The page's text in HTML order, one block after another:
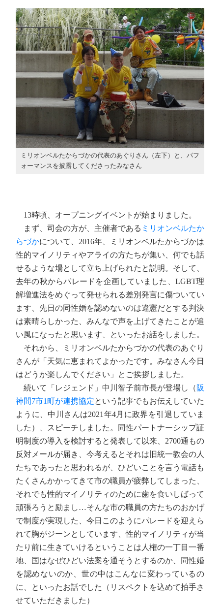
ミリオンベルたからづかの代表のあぐりさん（左下）と、パフ
ォーマンスを披露してくださったみなさん
13時頃、オープニングイベントが始まりました。
まず、司会の方が、主催者である ミリオンベルたか
らづかについて、2016年、ミリオンベルたからづかは
性的マイノリティやアライの方たちが集い、何でも話
せるような場として立ち上げられたと説明。そして、
去年の秋からパレードを企画していました、LGBT理
解増進法をめぐって発せられる差別発言に傷ついてい
ます、先日の同性婚を認めないのは違憲だとする判決
は素晴らしかった、みんなで声を上げてきたことが追
い風になったと思います、といったお話をしました。
それから、ミリオンベルたからづかの代表のあぐり
さんが「天気に恵まれてよかったです。みなさん今日
はどうか楽しんでください」とご挨拶しました。
続いて「レジェンド」中川智子前市長が登場し（ 阪
神間7市1町が連携協定という記事でもお伝えしていた
ように、中川さんは2021年4月に政界を引退していま
した）、スピーチしました。同性パートナーシップ証
明制度の導入を検討すると発表して以来、2700通もの
反対メールが届き、今考えるとそれは旧統一教会の人
たちであったと思われるが、ひどいことを言う電話も
たくさんかかってきて市の職員が疲弊してしまった、
それでも性的マイノリティのために歯を食いしばって
頑張ろうと励まし…そんな市の職員の方たちのおかげ
で制度が実現した、今日このようにパレードを迎えら
れて胸がジーンとしています、性的マイノリティが当
たり前に生きていけるということは人権の一丁目一番
地、国はなぜひどい法案を通そうとするのか、同性婚
を認めないのか、世の中はこんなに変わっているの
に、といったお話でした（リスペクトを込めて拍手さ
せていただきました）